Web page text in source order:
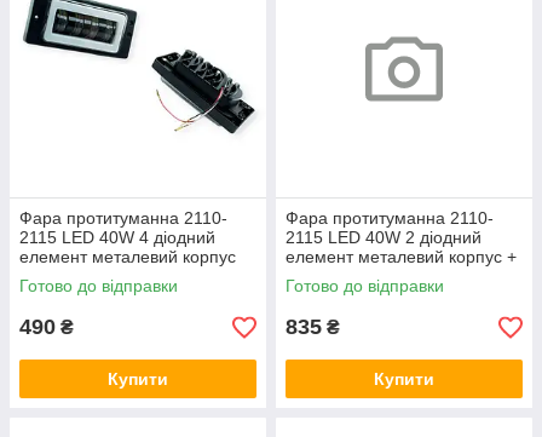
Фара протитуманна 2110-
2115 LED 40W 4 діодний
елемент металевий корпус
+ДХО шт (випис. кратно 2)
Megalight
Готово до відправки
490 ₴
Купити
Фара протитуманна 2110-
2115 LED 40W 2 діодний
елемент металевий корпус +
лінза + ДХО (к-кт 2 шт)
BLASKAR
Готово до відправки
835 ₴
Купити